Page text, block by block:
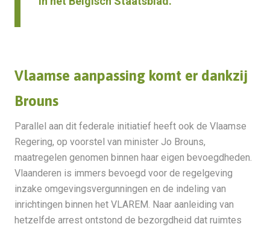
Vlaamse aanpassing komt er dankzij
Brouns
Parallel aan dit federale initiatief heeft ook de Vlaamse
Regering, op voorstel van minister Jo Brouns,
maatregelen genomen binnen haar eigen bevoegdheden.
Vlaanderen is immers bevoegd voor de regelgeving
inzake omgevingsvergunningen en de indeling van
inrichtingen binnen het VLAREM. Naar aanleiding van
hetzelfde arrest ontstond de bezorgdheid dat ruimtes